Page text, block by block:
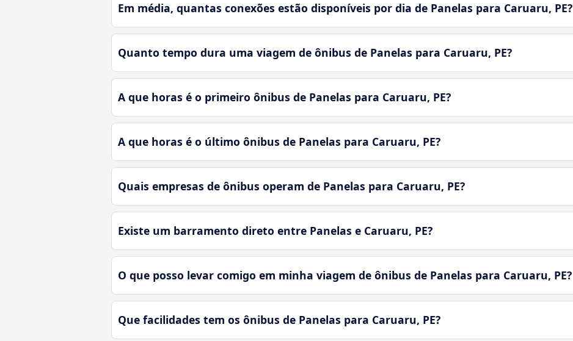
Em média, quantas conexões estão disponíveis por dia de Panelas para Caruaru, PE?
Quanto tempo dura uma viagem de ônibus de Panelas para Caruaru, PE?
A que horas é o primeiro ônibus de Panelas para Caruaru, PE?
A que horas é o último ônibus de Panelas para Caruaru, PE?
Quais empresas de ônibus operam de Panelas para Caruaru, PE?
Existe um barramento direto entre Panelas e Caruaru, PE?
O que posso levar comigo em minha viagem de ônibus de Panelas para Caruaru, PE?
Que facilidades tem os ônibus de Panelas para Caruaru, PE?